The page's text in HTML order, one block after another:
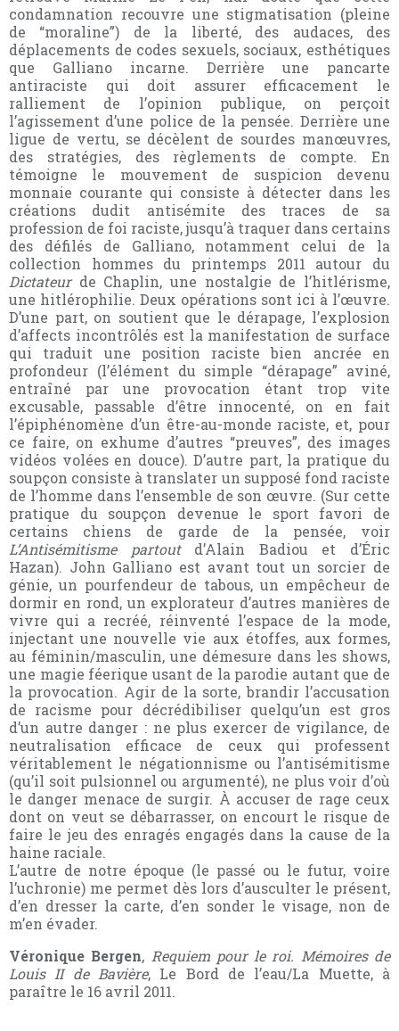
condamnation recouvre une stigmatisation (pleine
de “moraline”) de la liberté, des audaces, des
déplacements de codes sexuels, sociaux, esthétiques
que Galliano incarne. Derrière une pancarte
antiraciste qui doit assurer efficacement le
ralliement de l’opinion publique, on perçoit
l’agissement d’une police de la pensée. Derrière une
ligue de vertu, se décèlent de sourdes manœuvres,
des stratégies, des règlements de compte. En
témoigne le mouvement de suspicion devenu
monnaie courante qui consiste à détecter dans les
créations dudit antisémite des traces de sa
profession de foi raciste, jusqu’à traquer dans certains
des défilés de Galliano, notamment celui de la
collection hommes du printemps 2011 autour du
Dictateurde Chaplin, une nostalgie de l’hitlérisme,
une hitlérophilie. Deux opérations sont ici à l’œuvre.
D’une part, on soutient que le dérapage, l’explosion
d’affects incontrôlés est la manifestation de surface
qui traduit une position raciste bien ancrée en
profondeur (l’élément du simple “dérapage” aviné,
entraîné par une provocation étant trop vite
excusable, passable d’être innocenté, on en fait
l’épiphénomène d’un être-au-monde raciste, et, pour
ce faire, on exhume d’autres “preuves”, des images
vidéos volées en douce). D’autre part, la pratique du
soupçon consiste à translater un supposé fond raciste
de l’homme dans l’ensemble de son œuvre. (Sur cette
pratique du soupçon devenue le sport favori de
certains chiens de garde de la pensée, voir
L’Antisémitisme partoutd’Alain Badiou et d’Éric
Hazan). John Galliano est avant tout un sorcier de
génie, un pourfendeur de tabous, un empêcheur de
dormir en rond, un explorateur d’autres manières de
vivre qui a recréé, réinventé l’espace de la mode,
injectant une nouvelle vie aux étoffes, aux formes,
au féminin/masculin, une démesure dans les shows,
une magie féerique usant de la parodie autant que de
la provocation. Agir de la sorte, brandir l’accusation
de racisme pour décrédibiliser quelqu’un est gros
d’un autre danger : ne plus exercer de vigilance, de
neutralisation efficace de ceux qui professent
véritablement le négationnisme ou l’antisémitisme
(qu’il soit pulsionnel ou argumenté), ne plus voir d’où
le danger menace de surgir. À accuser de rage ceux
dont on veut se débarrasser, on encourt le risque de
faire le jeu des enragés engagés dans la cause de la
haine raciale.
L’autre de notre époque (le passé ou le futur, voire
l’uchronie) me permet dès lors d’ausculter le présent,
d’en dresser la carte, d’en sonder le visage, non de
m’en évader.
Véronique Bergen, Requiem pour le roi. Mémoires de
Louis II de Bavière, Le Bord de l’eau/La Muette, à
paraître le 16 avril 2011.